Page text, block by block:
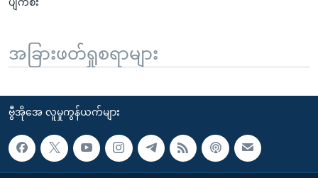
အခြားဖတ်ရှုစရာများ
ဗွီအိုအေ လူမှုကွန်ယက်များ